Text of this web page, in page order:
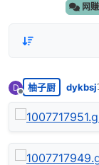
网
D
离线
柚子厨 dykbsj